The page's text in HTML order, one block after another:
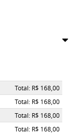
Total: R$ 168,00
Total: R$ 168,00
Total: R$ 168,00
Total: R$ 168,00